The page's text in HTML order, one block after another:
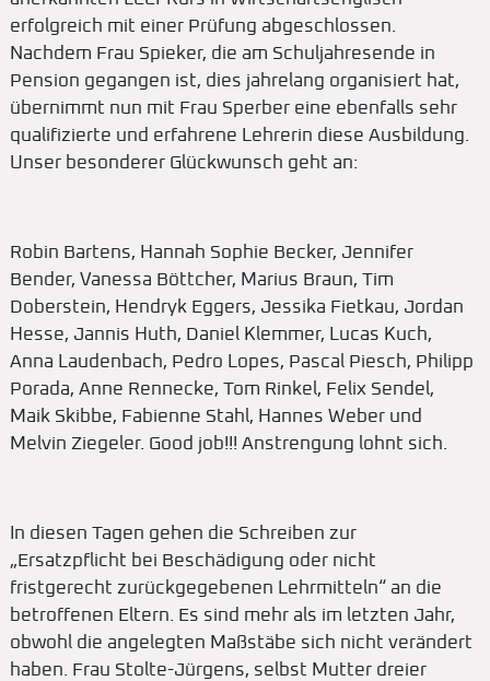
erfolgreich mit einer Prüfung abgeschlossen.
Nachdem Frau Spieker, die am Schuljahresende in
Pension gegangen ist, dies jahrelang organisiert hat,
übernimmt nun mit Frau Sperber eine ebenfalls sehr
qualifizierte und erfahrene Lehrerin diese Ausbildung.
Unser besonderer Glückwunsch geht an:
Robin Bartens, Hannah Sophie Becker, Jennifer
Bender, Vanessa Böttcher, Marius Braun, Tim
Doberstein, Hendryk Eggers, Jessika Fietkau, Jordan
Hesse, Jannis Huth, Daniel Klemmer, Lucas Kuch,
Anna Laudenbach, Pedro Lopes, Pascal Piesch, Philipp
Porada, Anne Rennecke, Tom Rinkel, Felix Sendel,
Maik Skibbe, Fabienne Stahl, Hannes Weber und
Melvin Ziegeler. Good job!!! Anstrengung lohnt sich.
In diesen Tagen gehen die Schreiben zur
„Ersatzpflicht bei Beschädigung oder nicht
fristgerecht zurückgegebenen Lehrmitteln“ an die
betroffenen Eltern. Es sind mehr als im letzten Jahr,
obwohl die angelegten Maßstäbe sich nicht verändert
haben. Frau Stolte-Jürgens, selbst Mutter dreier